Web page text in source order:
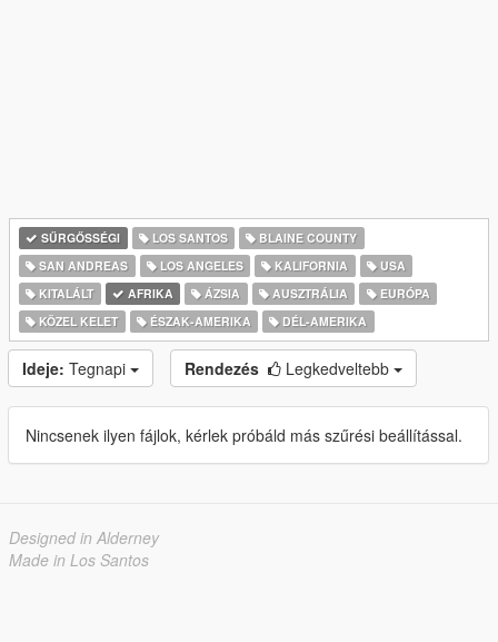
SŰRGŐSSÉGI LOS SANTOS
BLAINE COUNTY
SAN ANDREAS
LOS ANGELES KALIFORNIA
USA
KITALÁLT
AFRIKA ÁZSIA AUSZTRÁLIA
EURÓPA
KÖZEL KELET
ÉSZAK-AMERIKA DÉL-AMERIKA
Ideje: Tegnapi Rendezés Legkedveltebb
Nincsenek ilyen fájlok, kérlek próbáld más szűrési beállítással.
Designed in Alderney
Made in Los Santos